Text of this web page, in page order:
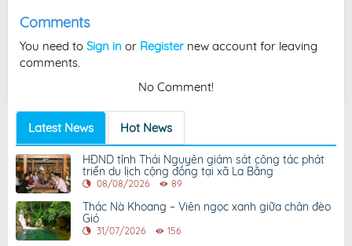
Comments
You need to Sign in or Register new account for leaving
comments.
No Comment!
Latest News Hot News
HĐND tỉnh Thái Nguyên giám sát công tác phát
triển du lịch cộng đồng tại xã La Bằng
08/08/2026 89
Thác Nà Khoang – Viên ngọc xanh giữa chân đèo
Gió
31/07/2026 156